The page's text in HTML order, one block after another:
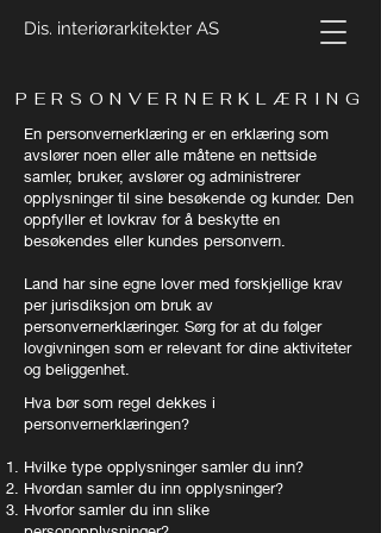
Dis. interiørarkitekter AS
PERSONVERNERKLÆRING
En personvernerklæring er en erklæring som
avslører noen eller alle måtene en nettside
samler, bruker, avslører og administrerer
opplysninger til sine besøkende og kunder. Den
oppfyller et lovkrav for å beskytte en
besøkendes eller kundes personvern.
Land har sine egne lover med forskjellige krav
per jurisdiksjon om bruk av
personvernerklæringer. Sørg for at du følger
lovgivningen som er relevant for dine aktiviteter
og beliggenhet.
Hva bør som regel dekkes i
personvernerklæringen?
Hvilke type opplysninger samler du inn?
Hvordan samler du inn opplysninger?
Hvorfor samler du inn slike